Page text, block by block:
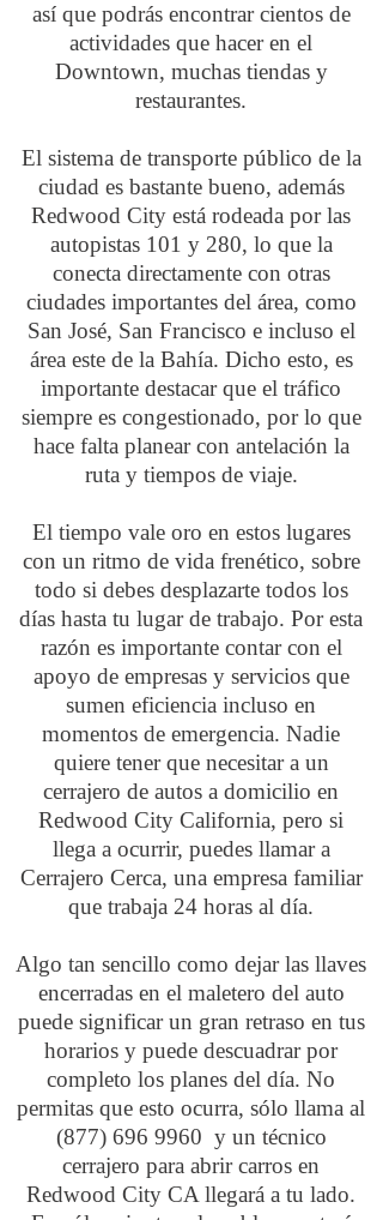
así que podrás encontrar cientos de
actividades que hacer en el
Downtown, muchas tiendas y
restaurantes.
El sistema de transporte público de la
ciudad es bastante bueno, además
Redwood City está rodeada por las
autopistas 101 y 280, lo que la
conecta directamente con otras
ciudades importantes del área, como
San José, San Francisco e incluso el
área este de la Bahía. Dicho esto, es
importante destacar que el tráfico
siempre es congestionado, por lo que
hace falta planear con antelación la
ruta y tiempos de viaje.
El tiempo vale oro en estos lugares
con un ritmo de vida frenético, sobre
todo si debes desplazarte todos los
días hasta tu lugar de trabajo. Por esta
razón es importante contar con el
apoyo de empresas y servicios que
sumen eficiencia incluso en
momentos de emergencia. Nadie
quiere tener que necesitar a un
cerrajero de autos a domicilio en
Redwood City California, pero si
llega a ocurrir, puedes llamar a
Cerrajero Cerca, una empresa familiar
que trabaja 24 horas al día.
Algo tan sencillo como dejar las llaves
encerradas en el maletero del auto
puede significar un gran retraso en tus
horarios y puede descuadrar por
completo los planes del día. No
permitas que esto ocurra, sólo llama al
(877) 696 9960 y un técnico
cerrajero para abrir carros en
Redwood City CA llegará a tu lado.